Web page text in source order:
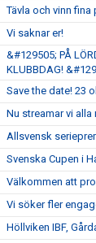
Tävla och vinn fina
Vi saknar er!
&#129505; PÅ
KLUBBDAG!
Save the date! 23
Nu streamar vi
Allsvensk
Svenska Cupen i
Välkommen att
Vi söker fler
Höllviken IBF,